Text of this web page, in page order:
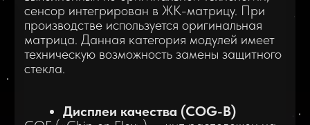
COG («Chip on Glass») — чип интегрирован
в матрицу.
COF — изготовлены по одной технологии с
оригинальными дисплеями, за счет чего
дисплеи не имеют разницы в разрешении.
Минус COF — более высокая цена. Этот
недостаток компенсируется качеством.
COG-дисплеи имеют меньшее разрешение
по сравнению с COF аналогами, наиболее